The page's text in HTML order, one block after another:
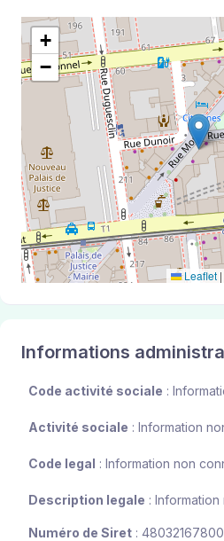
+
−
Leaflet |
Informations
Code activité sociale :
Activité sociale : Information
Code legal : Information non
Description legale :
Numéro de Siret :